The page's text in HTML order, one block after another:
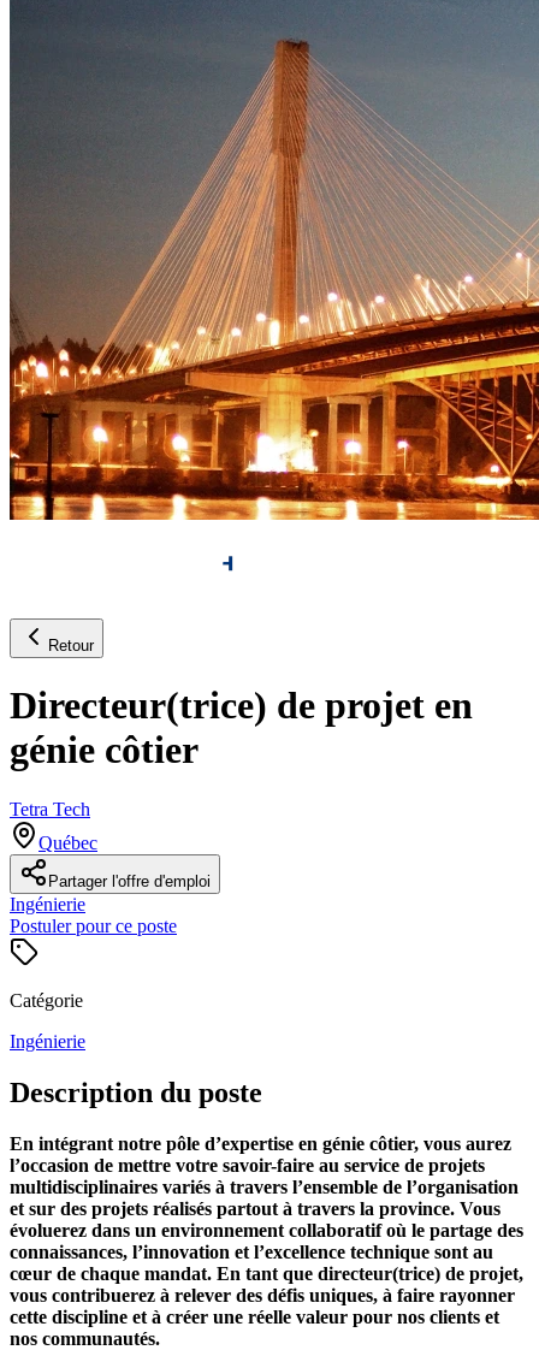
Retour
Directeur(trice) de projet en
génie côtier
Tetra Tech
Québec
Partager l'offre d'emploi
Ingénierie
Postuler pour ce poste
Catégorie
Ingénierie
Description du poste
En intégrant notre pôle d’expertise en génie côtier, vous aurez
l’occasion de mettre votre savoir-faire au service de projets
multidisciplinaires variés à travers l’ensemble de l’organisation
et sur des projets réalisés partout à travers la province. Vous
évoluerez dans un environnement collaboratif où le partage des
connaissances, l’innovation et l’excellence technique sont au
cœur de chaque mandat. En tant que directeur(trice) de projet,
vous contribuerez à relever des défis uniques, à faire rayonner
cette discipline et à créer une réelle valeur pour nos clients et
nos communautés.